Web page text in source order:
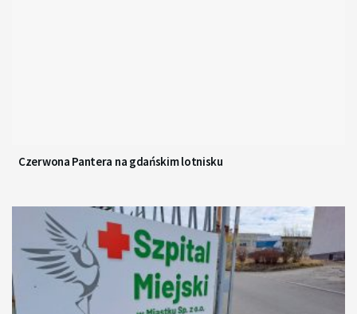
Czerwona Pantera na gdańskim lotnisku